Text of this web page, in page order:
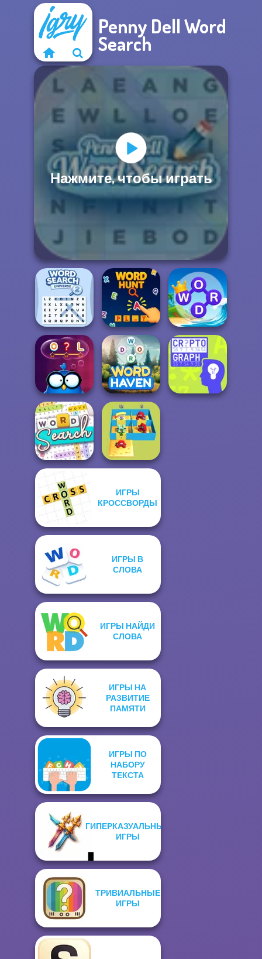
Penny Dell Word
Search
Нажмите, чтобы играть
Word Search
Universe 2
Word Hunt
Word Connect
Puzzle
Words with Owl Word Haven
Word Search
Puzzle
Alphabet Lore
ИГРЫ
КРОССВОРДЫ
ИГРЫ В
СЛОВА
ИГРЫ НАЙДИ
СЛОВА
ИГРЫ НА
РАЗВИТИЕ
ПАМЯТИ
ИГРЫ ПО
НАБОРУ
ТЕКСТА
ГИПЕРКАЗУАЛЬНЫЕ
ИГРЫ
ТРИВИАЛЬНЫЕ
ИГРЫ